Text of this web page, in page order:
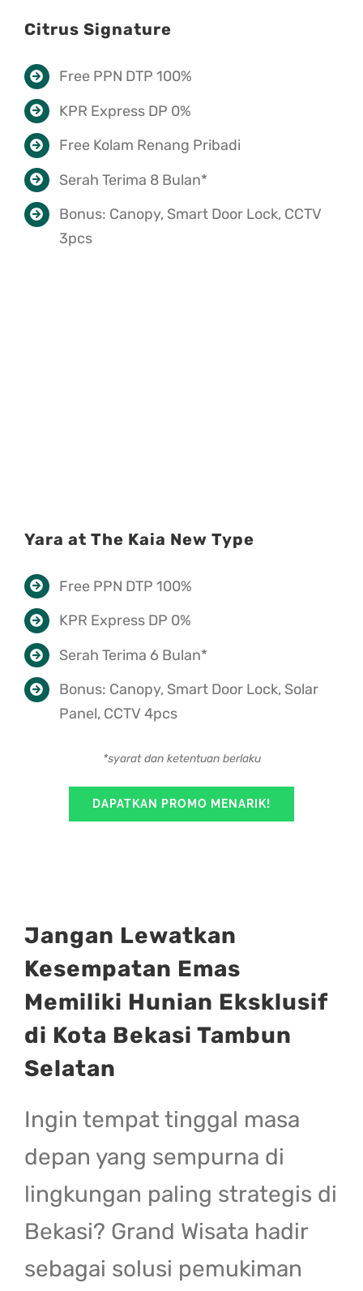
Citrus Signature
Free PPN DTP 100%
KPR Express DP 0%
Free Kolam Renang Pribadi
Serah Terima 8 Bulan*
Bonus: Canopy, Smart Door Lock, CCTV
3pcs
Yara at The Kaia New Type
Free PPN DTP 100%
KPR Express DP 0%
Serah Terima 6 Bulan*
Bonus: Canopy, Smart Door Lock, Solar
Panel, CCTV 4pcs
*syarat dan ketentuan berlaku
DAPATKAN PROMO MENARIK!
Jangan Lewatkan
Kesempatan Emas
Memiliki Hunian Eksklusif
di Kota Bekasi Tambun
Selatan
Ingin tempat tinggal masa
depan yang sempurna di
lingkungan paling strategis di
Bekasi? Grand Wisata hadir
sebagai solusi pemukiman